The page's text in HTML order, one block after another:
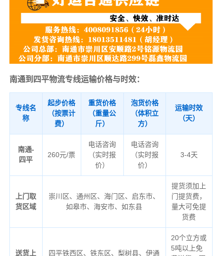
南通到四平物流专线运输价格与时效：
专线名
称
起步价格
（按票计
费）
重货价格
（重量公
斤）
泡货价格
（体积立
方）
运输时效
（天）
南通-
四平
260元/票
电话咨询
（实时报
价）
电话咨询
（实时报
价）
3-4天
上门取
货区域
崇川区、通州区、海门区、启东市、
如皋市、海安市、如东县
提货须加上
门提货费，
量大可免提
货费
送货上
四平铁西区、铁东区、梨树县、伊通
20个立方或
5吨以上免